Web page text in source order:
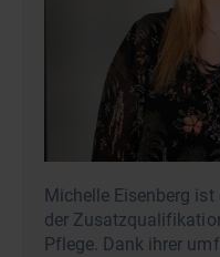
Michelle Eisenberg
der
Pflege. Dank ihrer